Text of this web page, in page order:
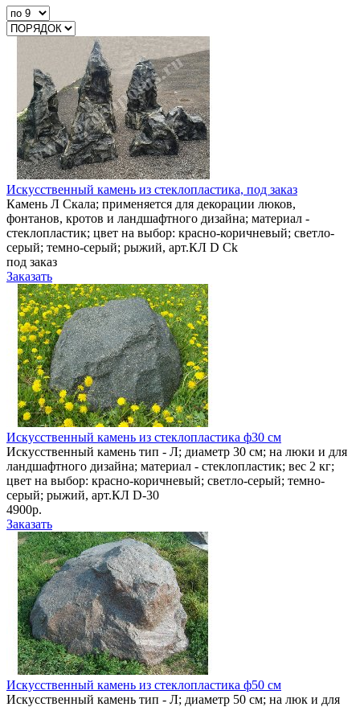
Искусственный камень из стеклопластика, под заказ
Камень Л Скала; применяется для декорации люков,
фонтанов, кротов и ландшафтного дизайна; материал -
стеклопластик; цвет на выбор: красно-коричневый; светло-
серый; темно-серый; рыжий, арт.КЛ D Ck
под заказ
Заказать
Искусственный камень из стеклопластика ф30 см
Искусственный камень тип - Л; диаметр 30 см; на люки и для
ландшафтного дизайна; материал - стеклопластик; вес 2 кг;
цвет на выбор: красно-коричневый; светло-серый; темно-
серый; рыжий, арт.КЛ D-30
4900р.
Заказать
Искусственный камень из стеклопластика ф50 см
Искусственный камень тип - Л; диаметр 50 см; на люк и для